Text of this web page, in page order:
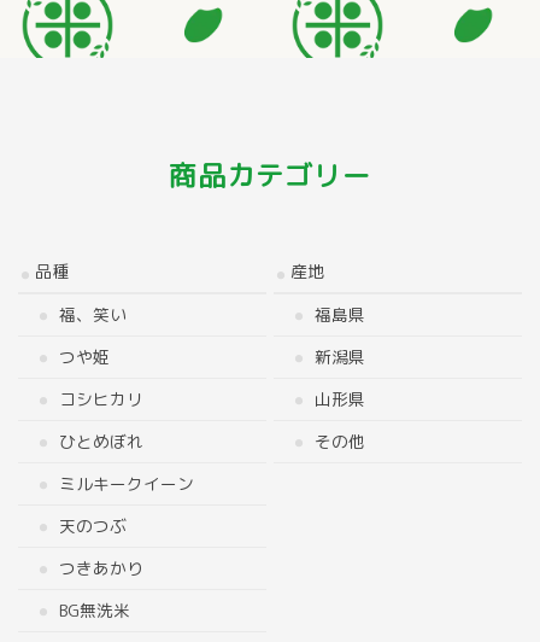
商品カテゴリー
品種
福、笑い
つや姫
コシヒカリ
ひとめぼれ
ミルキークイーン
天のつぶ
つきあかり
BG無洗米
産地
福島県
新潟県
山形県
その他